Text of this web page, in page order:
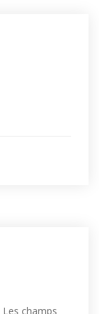
Les champs